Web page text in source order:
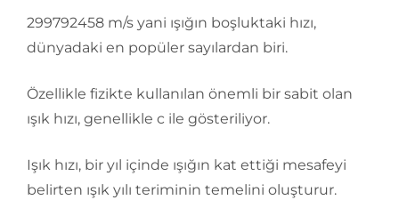
299792458 m/s yani ışığın boşluktaki hızı,
dünyadaki en popüler sayılardan biri.
Özellikle fizikte kullanılan önemli bir sabit olan
ışık hızı, genellikle c ile gösteriliyor.
Işık hızı, bir yıl içinde ışığın kat ettiği mesafeyi
belirten ışık yılı teriminin temelini oluşturur.